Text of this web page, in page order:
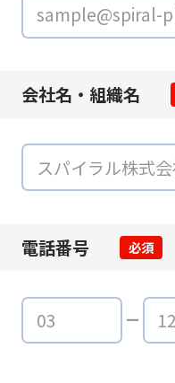
会社名・組織名
電話番号 必須